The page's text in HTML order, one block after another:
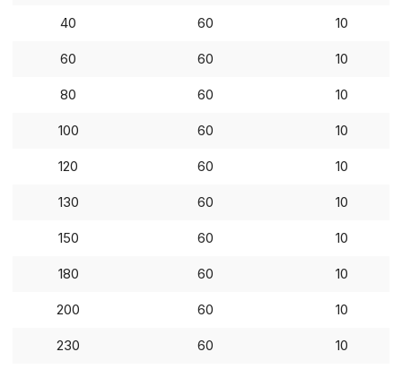
40 60 10
60 60 10
80 60 10
100 60 10
120 60 10
130 60 10
150 60 10
180 60 10
200 60 10
230 60 10
Политика в
обработки сookies
Настройте параметры
Вы можете настроить
типа «технические
функционирование
этого периода Сайт
согласие. Вы вправе
согласие) в любое
верхней части
Перед тем как